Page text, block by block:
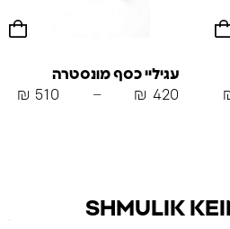
עגיליי כסף מונסטרה
₪ 420
–
₪ 510
SHMULIK